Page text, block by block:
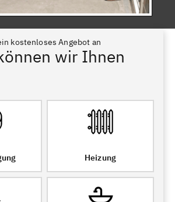
kostenloses Angebot an
wir Ihnen
Heizung